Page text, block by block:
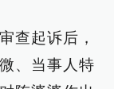
查起诉后，
、当事人特